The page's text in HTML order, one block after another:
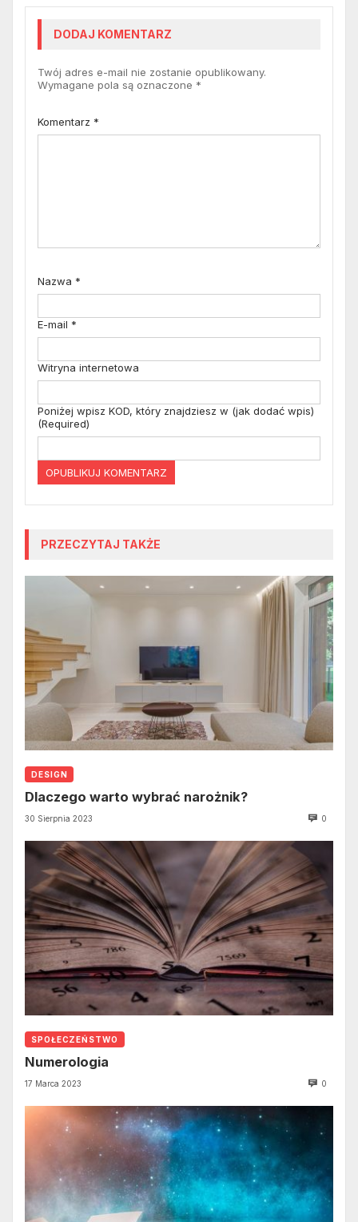
DODAJ KOMENTARZ
Twój adres e-mail nie zostanie opublikowany.
Wymagane pola są oznaczone *
Komentarz *
Nazwa *
E-mail *
Witryna internetowa
Poniżej wpisz KOD, który znajdziesz w (jak dodać wpis)
(Required)
PRZECZYTAJ TAKŻE
DESIGN
Dlaczego warto wybrać narożnik?
30 Sierpnia 2023 0
SPOŁECZEŃSTWO
Numerologia
17 Marca 2023 0